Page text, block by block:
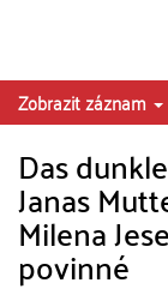
Zobrazit záznam
Das
Janas
Milena
povinné